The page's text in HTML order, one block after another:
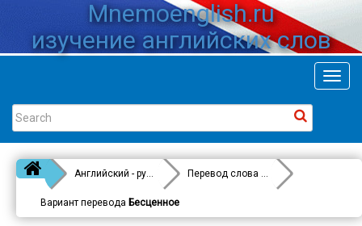
Mnemoenglish.ru
изучение английских слов
Английский - русский Перевод слова
Incalculable
Вариант перевода Бесценное